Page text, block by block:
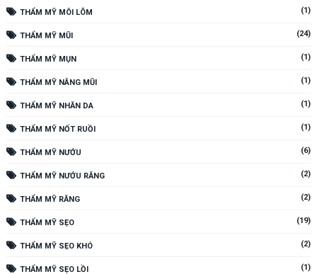
THẨM MỸ MÔI LÕM (1)
THẨM MỸ MŨI (24)
THẨM MỸ MỤN (1)
THẨM MỸ NÂNG MŨI (1)
THẨM MỸ NHĂN DA (1)
THẨM MỸ NỐT RUỒI (1)
THẨM MỸ NƯỚU (6)
THẨM MỸ NƯỚU RĂNG (2)
THẨM MỸ RĂNG (2)
THẨM MỸ SẸO (19)
THẨM MỸ SẸO KHÓ (2)
THẨM MỸ SẸO LỒI (1)